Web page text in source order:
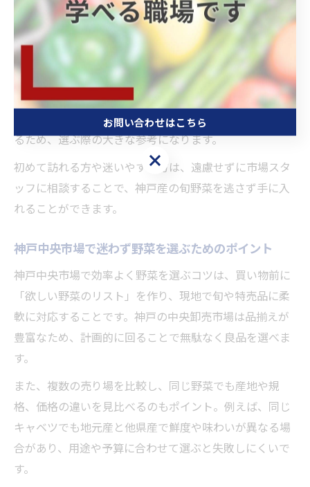
す。例えば春は新玉ねぎやキャベツ、夏はトマトやピー
マン、秋冬は根菜類や葉物野菜が豊富に揃います。
スタッフに声をかければ、入荷したばかりの新鮮な青果
や、その日の特価品、保存方法やおすすめの調理法まで
丁寧に教えてもらえます。実際に「今朝入荷したばかり
のほうれん草は甘みが強い」といったリアルな声も聞け
るため、選ぶ際の大きな参考になります。
初めて訪れる方や迷いやすい方は、遠慮せずに市場スタ
ッフに相談することで、神戸産の旬野菜を逃さず手に入
れることができます。
神戸中央市場で迷わず野菜を選ぶためのポイント
神戸中央市場で効率よく野菜を選ぶコツは、買い物前に
「欲しい野菜のリスト」を作り、現地で旬や特売品に柔
軟に対応することです。神戸の中央卸売市場は品揃えが
豊富なため、計画的に回ることで無駄なく良品を選べま
す。
また、複数の売り場を比較し、同じ野菜でも産地や規
格、価格の違いを見比べるのもポイント。例えば、同じ
キャベツでも地元産と他県産で鮮度や味わいが異なる場
合があり、用途や予算に合わせて選ぶと失敗しにくいで
す。
お問い合わせはこちら
お問い合わせはこちら